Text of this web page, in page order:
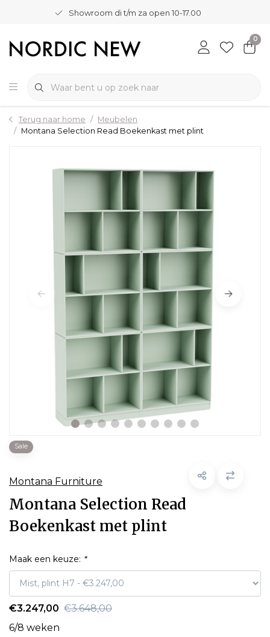
Showroom di t/m za open 10-17.00
0
Terug naar home
Meubelen
Montana Selection Read Boekenkast met plint
Sale
Montana Furniture
Montana Selection Read
Boekenkast met plint
Maak een keuze: *
€3.247,00 €3.648,00
6/8 weken